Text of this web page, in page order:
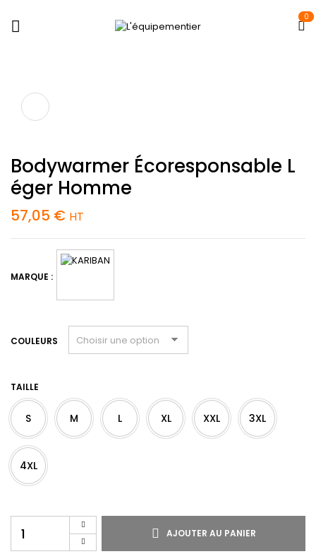
0
Bodywarmer Écoresponsable L
Éger Homme
57,05 € HT
MARQUE :
COULEURS
TAILLE
S M L XL XXL 3XL
4XL
AJOUTER AU PANIER